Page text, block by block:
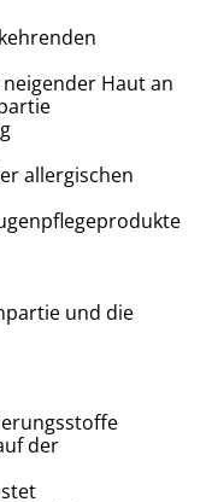
Haut an
allergischen
und die
der